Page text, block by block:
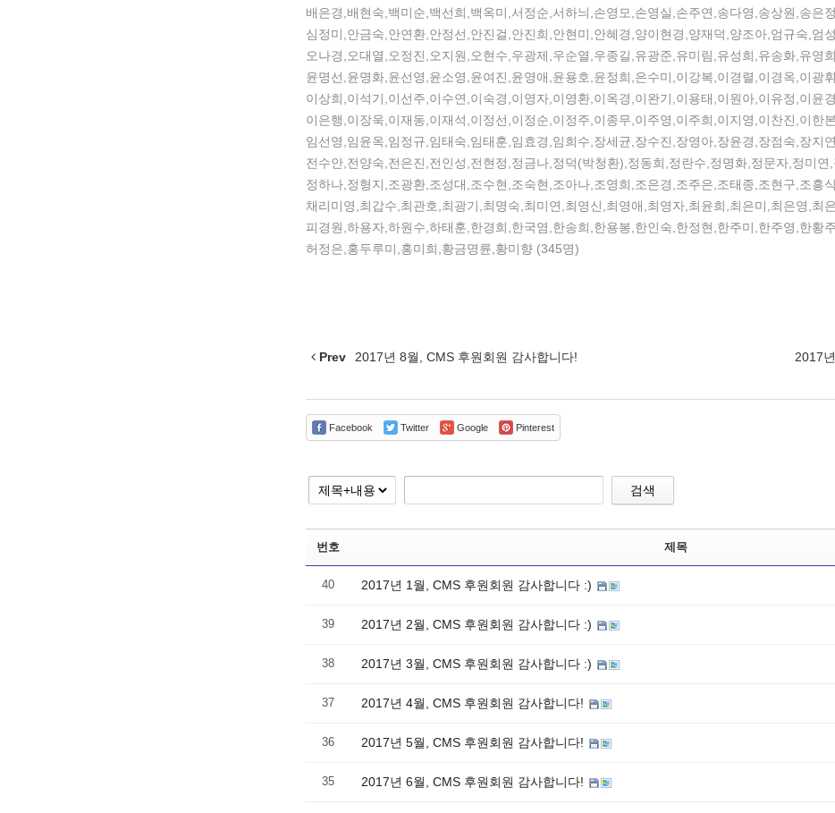
배은경,배현숙,백미순,백선희,백옥미,서정순,서하늬,손영모,손영실,손주연,송다영,송상원,송은
심정미,안금숙,안연환,안정선,안진걸,안진희,안현미,안혜경,양이현경,양재덕,양조아,엄규숙,엄
오나경,오대열,오정진,오지원,오현수,우광제,우순열,우종길,유광준,유미림,유성희,유송화,유영
윤명선,윤명화,윤선영,윤소영,윤여진,윤영애,윤용호,윤정희,은수미,이강복,이경렬,이경옥,이광
이상희,이석기,이선주,이수연,이숙경,이영자,이영환,이옥경,이완기,이용태,이원아,이유정,이윤
이은행,이장욱,이재동,이재석,이정선,이정순,이정주,이종무,이주영,이주희,이지영,이찬진,이한
임선영,임윤옥,임정규,임태숙,임태훈,임효경,임희수,장세균,장수진,장영아,장윤경,장점숙,장지
전수안,전양숙,전은진,전인성,전현정,정금나,정덕(박청환),정동희,정란수,정명화,정문자,정미연
정하나,정형지,조광환,조성대,조수현,조숙현,조아나,조영희,조은경,조주은,조태종,조현구,조흥
채리미영,최갑수,최관호,최광기,최명숙,최미연,최영신,최영애,최영자,최윤희,최은미,최은영,최
피경원,하용자,하원수,하태훈,한경희,한국염,한송희,한용봉,한인숙,한정현,한주미,한주영,한황
허정은,홍두루미,홍미희,황금명륜,황미향 (345명)
Prev 2017년 8월, CMS 후원회원 감사합니다! 2017
Facebook Twitter Google Pinterest
검색
번호 제목
40 2017년 1월, CMS 후원회원 감사합니다 :)
39 2017년 2월, CMS 후원회원 감사합니다 :)
38 2017년 3월, CMS 후원회원 감사합니다 :)
37 2017년 4월, CMS 후원회원 감사합니다!
36 2017년 5월, CMS 후원회원 감사합니다!
35 2017년 6월, CMS 후원회원 감사합니다!